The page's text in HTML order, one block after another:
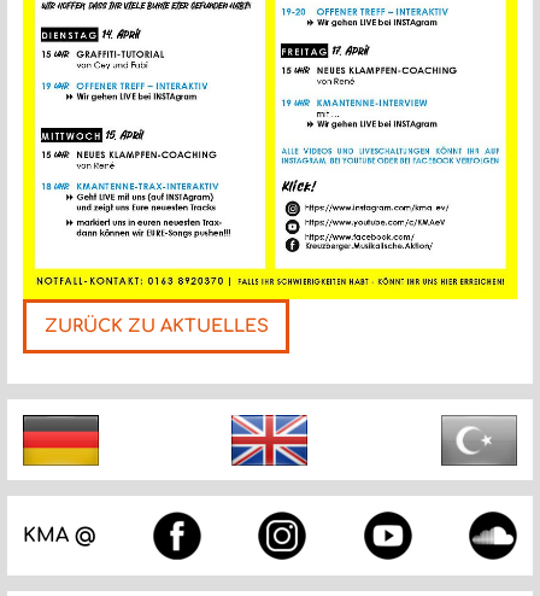
ZURÜCK ZU AKTUELLES
Nächste
KMA @